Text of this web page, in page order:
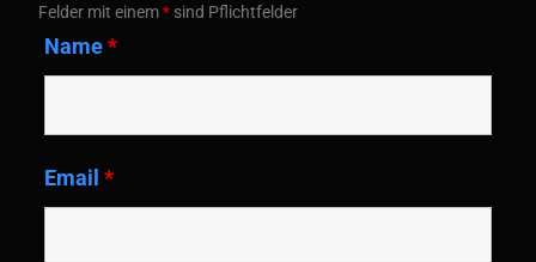
Felder mit einem* sind Pflichtfelder
Name*
Email*